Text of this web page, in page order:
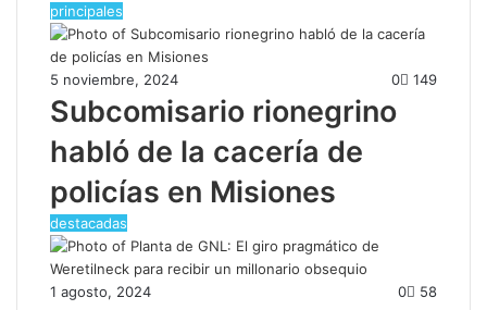
principales
5 noviembre, 2024 0 149
Subcomisario rionegrino
habló de la cacería de
policías en Misiones
destacadas
1 agosto, 2024 0 58